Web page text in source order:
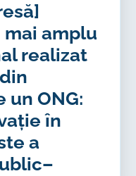
amplu
realizat
un ONG:
în
a